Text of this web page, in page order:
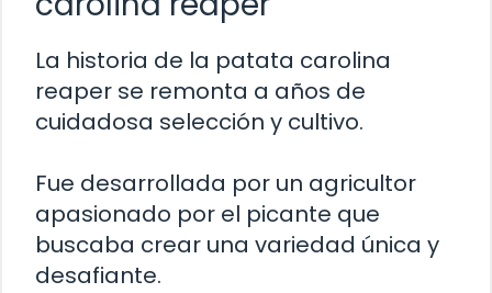
La historia de la patata carolina
reaper se remonta a años de
cuidadosa selección y cultivo.
Fue desarrollada por un agricultor
apasionado por el picante que
buscaba crear una variedad única y
desafiante.